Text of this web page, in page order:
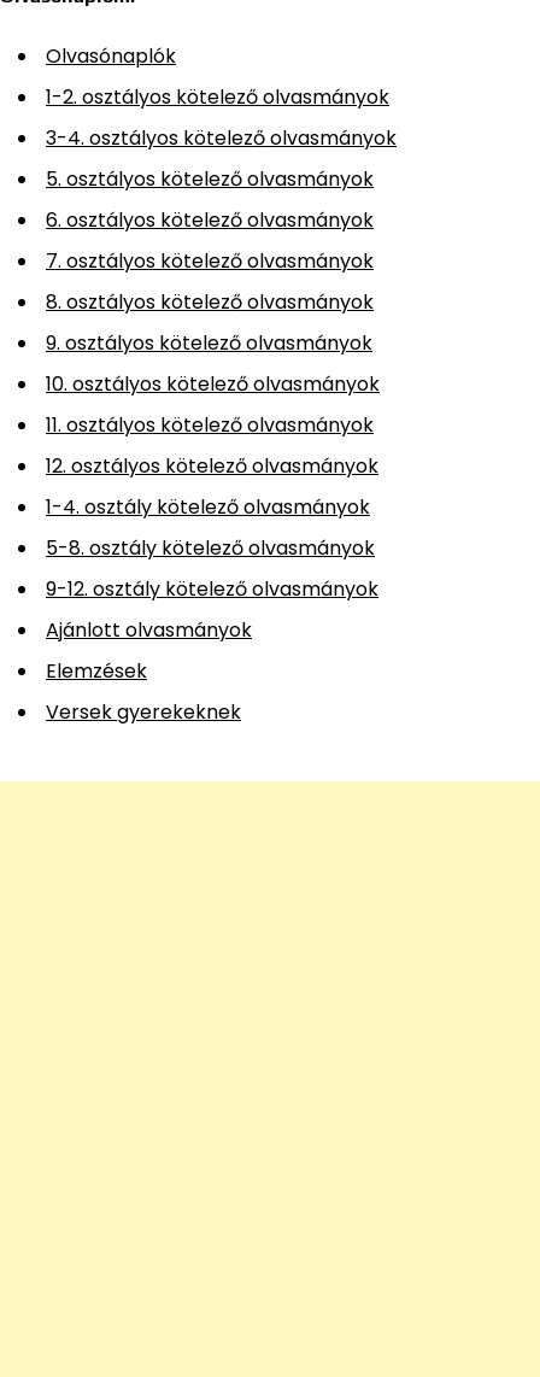
Olvasónaplók
1-2. osztályos kötelező olvasmányok
3-4. osztályos kötelező olvasmányok
5. osztályos kötelező olvasmányok
6. osztályos kötelező olvasmányok
7. osztályos kötelező olvasmányok
8. osztályos kötelező olvasmányok
9. osztályos kötelező olvasmányok
10. osztályos kötelező olvasmányok
11. osztályos kötelező olvasmányok
12. osztályos kötelező olvasmányok
1-4. osztály kötelező olvasmányok
5-8. osztály kötelező olvasmányok
9-12. osztály kötelező olvasmányok
Ajánlott olvasmányok
Elemzések
Versek gyerekeknek